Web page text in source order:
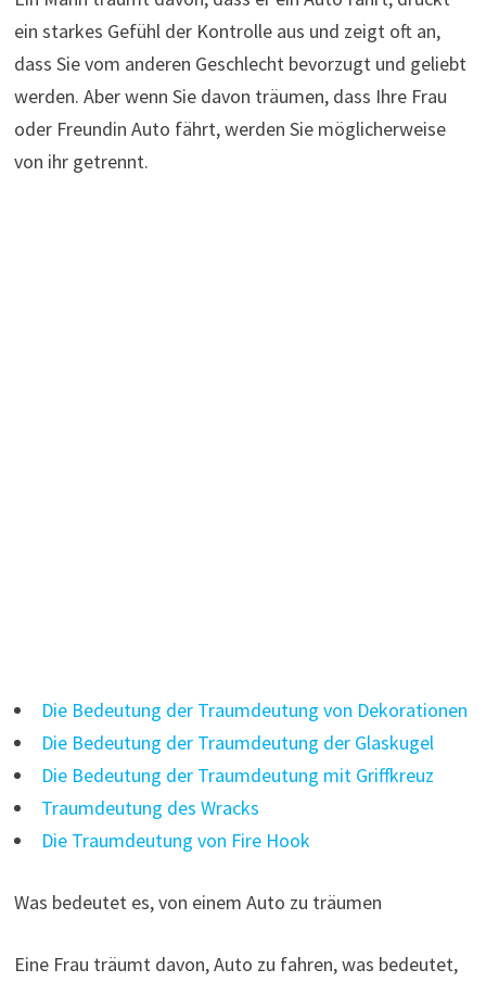
ein starkes Gefühl der Kontrolle aus und zeigt oft an,
dass Sie vom anderen Geschlecht bevorzugt und geliebt
werden. Aber wenn Sie davon träumen, dass Ihre Frau
oder Freundin Auto fährt, werden Sie möglicherweise
von ihr getrennt.
Die Bedeutung der Traumdeutung von Dekorationen
Die Bedeutung der Traumdeutung der Glaskugel
Die Bedeutung der Traumdeutung mit Griffkreuz
Traumdeutung des Wracks
Die Traumdeutung von Fire Hook
Was bedeutet es, von einem Auto zu träumen
Eine Frau träumt davon, Auto zu fahren, was bedeutet,